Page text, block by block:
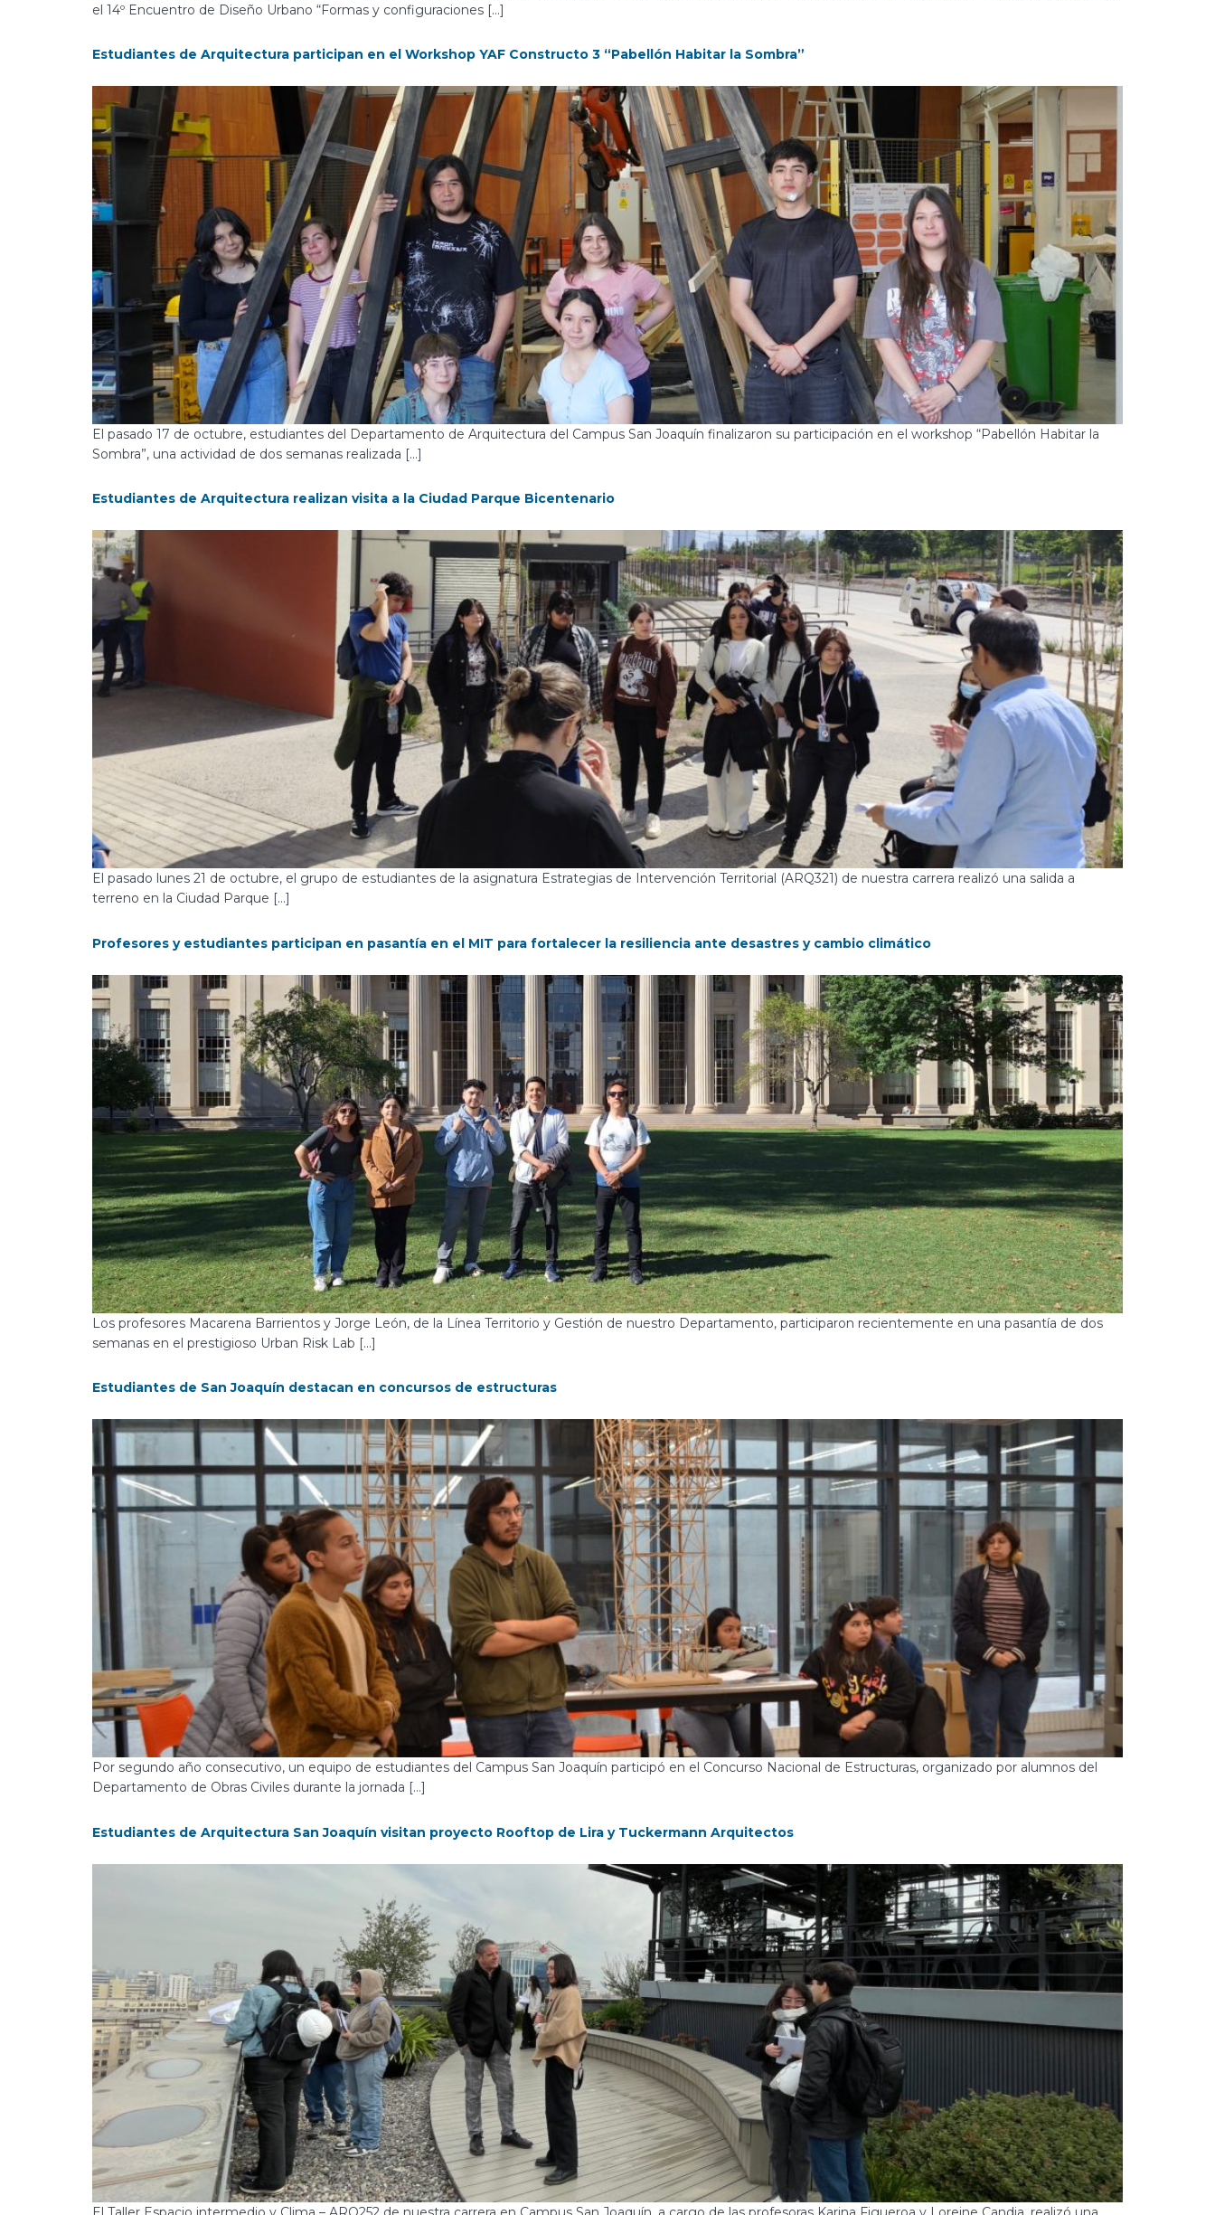
el 14º Encuentro de Diseño Urbano “Formas y configuraciones […]
Estudiantes de Arquitectura participan en el Workshop YAF Constructo 3 “Pabellón Habitar la Sombra”
El pasado 17 de octubre, estudiantes del Departamento de Arquitectura del Campus San Joaquín finalizaron su participación en el workshop “Pabellón Habitar la
Sombra”, una actividad de dos semanas realizada […]
Estudiantes de Arquitectura realizan visita a la Ciudad Parque Bicentenario
El pasado lunes 21 de octubre, el grupo de estudiantes de la asignatura Estrategias de Intervención Territorial (ARQ321) de nuestra carrera realizó una salida a
terreno en la Ciudad Parque […]
Profesores y estudiantes participan en pasantía en el MIT para fortalecer la resiliencia ante desastres y cambio climático
Los profesores Macarena Barrientos y Jorge León, de la Línea Territorio y Gestión de nuestro Departamento, participaron recientemente en una pasantía de dos
semanas en el prestigioso Urban Risk Lab […]
Estudiantes de San Joaquín destacan en concursos de estructuras
Por segundo año consecutivo, un equipo de estudiantes del Campus San Joaquín participó en el Concurso Nacional de Estructuras, organizado por alumnos del
Departamento de Obras Civiles durante la jornada […]
Estudiantes de Arquitectura San Joaquín visitan proyecto Rooftop de Lira y Tuckermann Arquitectos